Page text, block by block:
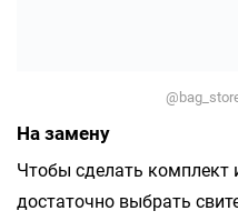
На замену
Чтобы сделать комплект
достаточно выбрать